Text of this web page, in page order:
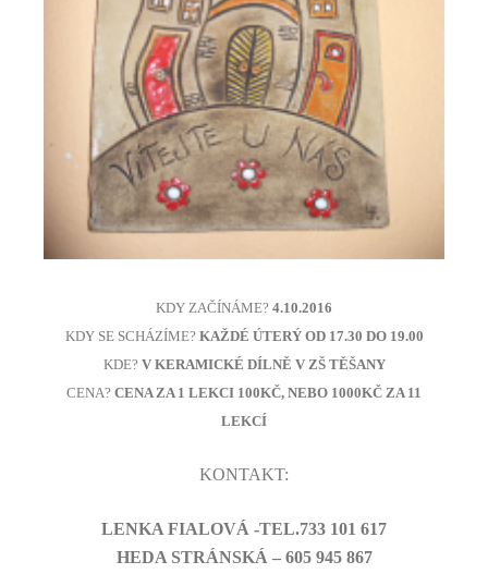
KDY ZAČÍNÁME? 4.10.2016
KDY SE SCHÁZÍME? KAŽDÉ ÚTERÝ OD 17.30 DO 19.00
KDE? V KERAMICKÉ DÍLNĚ V ZŠ TĚŠANY
CENA? CENA ZA 1 LEKCI 100KČ, NEBO 1000KČ ZA 11
LEKCÍ
KONTAKT:
LENKA FIALOVÁ -TEL.733 101 617
HEDA STRÁNSKÁ – 605 945 867